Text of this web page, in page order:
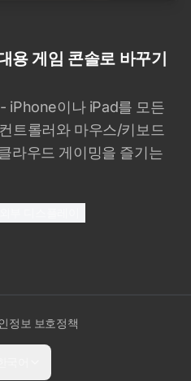
용 게임 콘솔로 바꾸기
iPhone이나 iPad를 모든
트롤러와 마우스/키보드
라우드 게이밍을 즐기는
정보 보호정책